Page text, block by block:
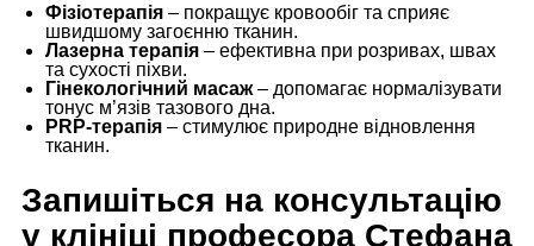
Фізіотерапія – покращує кровообіг та сприяє
швидшому загоєнню тканин.
Лазерна терапія – ефективна при розривах, швах
та сухості піхви.
Гінекологічний масаж– допомагає нормалізувати
тонус м’язів тазового дна.
PRP-терапія – стимулює природне відновлення
тканин.
Запишіться на консультацію
у клініці професора Стефана